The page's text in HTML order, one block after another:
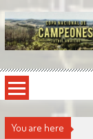
to
content
Copa
El torneo semestral que
You are here